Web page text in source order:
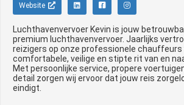
Website
Luchthavenvervoer Kevin is jouw
premium luchthavenvervoer. Jaarlijks
reizigers op onze professionele chauffeurs
comfortabele, veilige en stipte rit van en
Met persoonlijke service, propere
detail zorgen wij ervoor dat jouw reis
eindigt.